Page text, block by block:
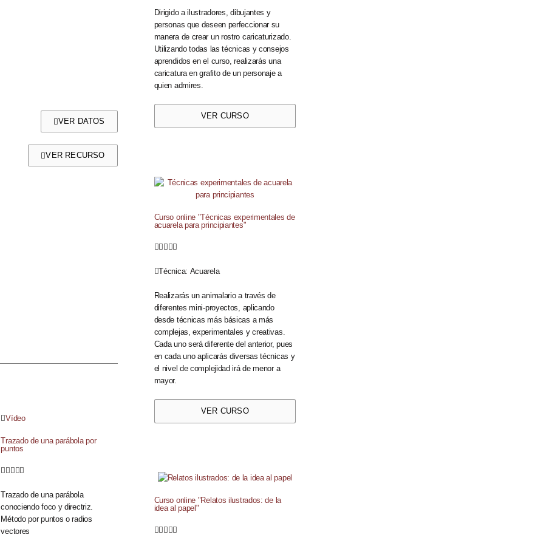
VER DATOS
VER RECURSO
Vídeo
Trazado de una parábola por
puntos
    
Trazado de una parábola
conociendo foco y directriz.
Método por puntos o radios
vectores
Dirigido a ilustradores, dibujantes y
personas que deseen perfeccionar su
manera de crear un rostro caricaturizado.
Utilizando todas las técnicas y consejos
aprendidos en el curso, realizarás una
caricatura en grafito de un personaje a
quien admires.
VER CURSO
Curso online "Técnicas experimentales de
acuarela para principiantes"

Técnica: Acuarela
Realizarás un animalario a través de
diferentes mini-proyectos, aplicando
desde técnicas más básicas a más
complejas, experimentales y creativas.
Cada uno será diferente del anterior, pues
en cada uno aplicarás diversas técnicas y
el nivel de complejidad irá de menor a
mayor.
VER CURSO
Curso online "Relatos ilustrados: de la
idea al papel"
    